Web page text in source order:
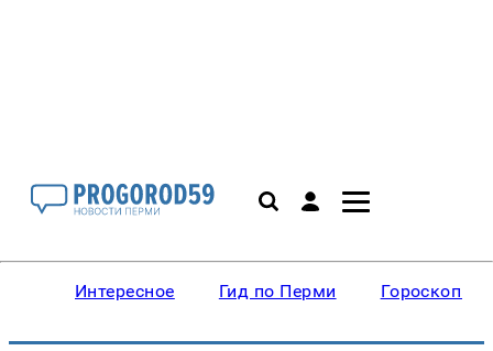
Интересное Гид по Перми Гороскопы